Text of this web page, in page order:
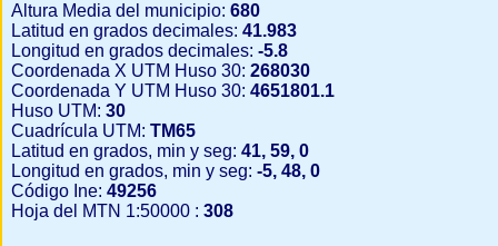
Altura Media del municipio: 680
Latitud en grados decimales: 41.983
Longitud en grados decimales: -5.8
Coordenada X UTM Huso 30: 268030
Coordenada Y UTM Huso 30: 4651801.1
Huso UTM: 30
Cuadrícula UTM: TM65
Latitud en grados, min y seg: 41, 59, 0
Longitud en grados, min y seg: -5, 48, 0
Código Ine: 49256
Hoja del MTN 1:50000 : 308